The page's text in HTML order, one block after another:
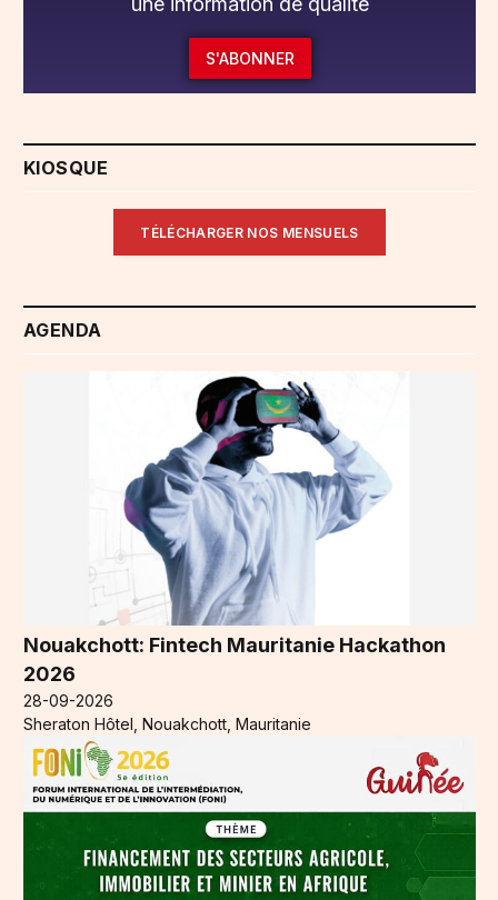
S'ABONNER
KIOSQUE
TÉLÉCHARGER NOS MENSUELS
AGENDA
Nouakchott: Fintech Mauritanie Hackathon
2026
28-09-2026
Sheraton Hôtel, Nouakchott, Mauritanie